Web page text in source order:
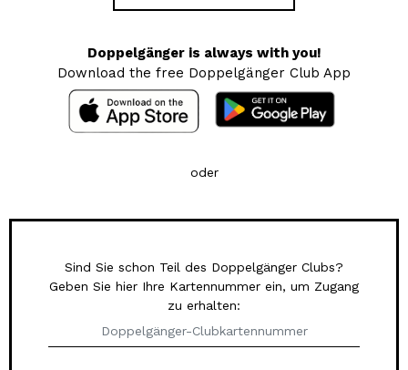
Doppelgänger is always with you!
Download the free Doppelgänger Club App
oder
Sind Sie schon Teil des Doppelgänger Clubs?
Geben Sie hier Ihre Kartennummer ein, um Zugang
zu erhalten: